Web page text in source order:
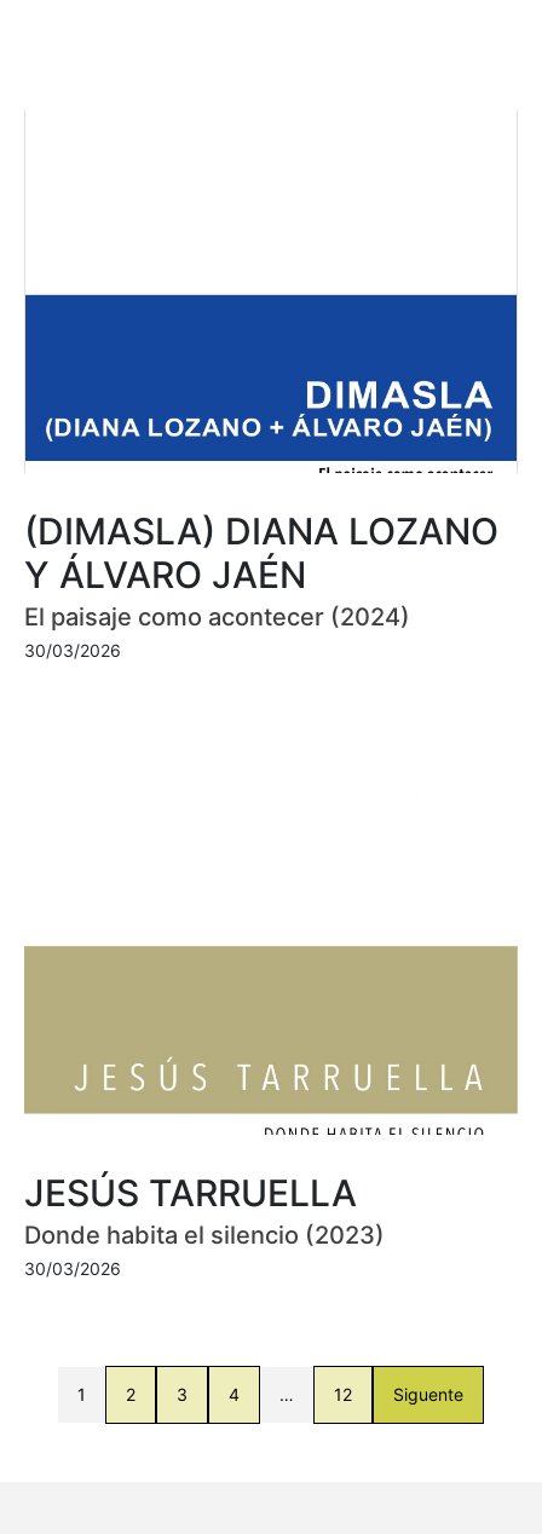
(DIMASLA) DIANA LOZANO
Y ÁLVARO JAÉN
El paisaje como acontecer (2024)
30/03/2026
JESÚS TARRUELLA
Donde habita el silencio (2023)
30/03/2026
1 2 3 4 … 12 Siguente